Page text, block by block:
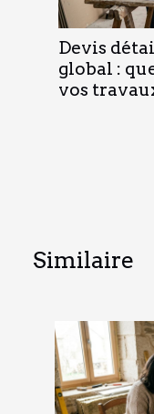
Devis
global :
vos
Similaire